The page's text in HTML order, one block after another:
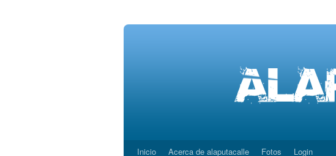
Saltar
Inicio Acerca de alaputacalle Fotos Login